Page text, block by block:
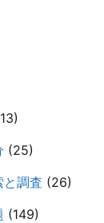
(25)
と調査 (26)
(149)